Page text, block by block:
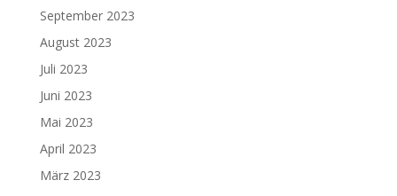
September 2023
August 2023
Juli 2023
Juni 2023
Mai 2023
April 2023
März 2023